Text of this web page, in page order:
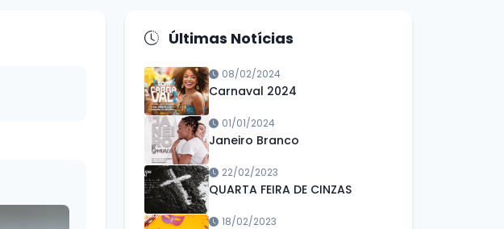
Últimas Notícias
08/02/2024
Carnaval 2024
01/01/2024
Janeiro Branco
22/02/2023
QUARTA FEIRA DE CINZAS
18/02/2023